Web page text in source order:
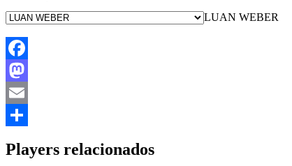
LUAN WEBER
Facebook
Mastodon
Email
Players relacionados